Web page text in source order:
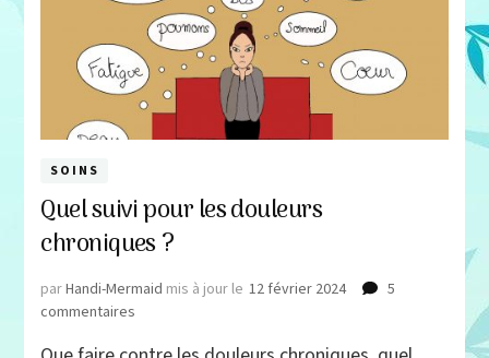
SOINS
Quel suivi pour les douleurs
chroniques ?
parHandi-Mermaid mis à jour le 12 février 2024
5
commentaires